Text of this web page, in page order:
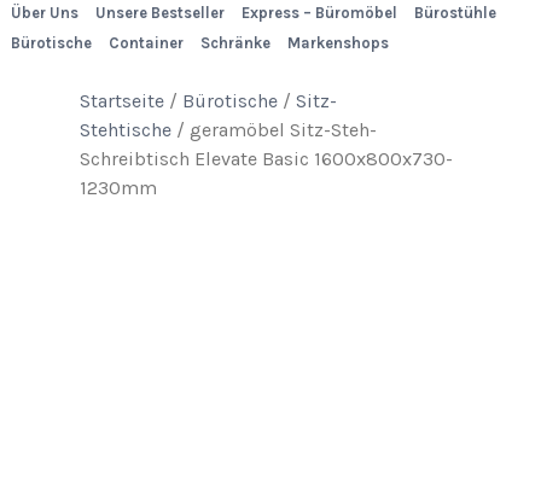
Über Uns Unsere Bestseller Express – Büromöbel
Bürostühle
Bürotische
Container Schränke Markenshops
Startseite / Bürotische / Sitz-
Stehtische / geramöbel Sitz-Steh-
Schreibtisch Elevate Basic 1600x800x730-
1230mm